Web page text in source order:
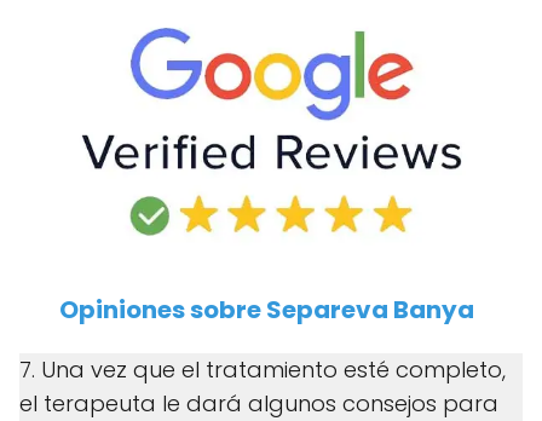
Opiniones sobre Separeva Banya
7. Una vez que el tratamiento esté completo,
el terapeuta le dará algunos consejos para